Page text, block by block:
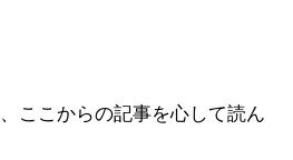
ここからの記事を心して読ん